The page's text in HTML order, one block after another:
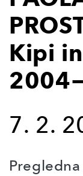
Kipi
7. 2.